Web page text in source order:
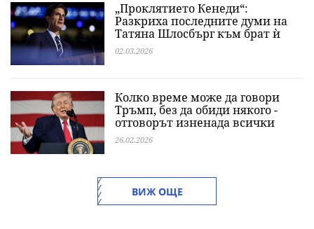
„Проклятието Кенеди“:
Разкриха последните думи на
Татяна Шлосбърг към брат ѝ
02.03.2026
Колко време може да говори
Тръмп, без да обиди някого -
отговорът изненада всички
26.02.2026
ВИЖ ОЩЕ